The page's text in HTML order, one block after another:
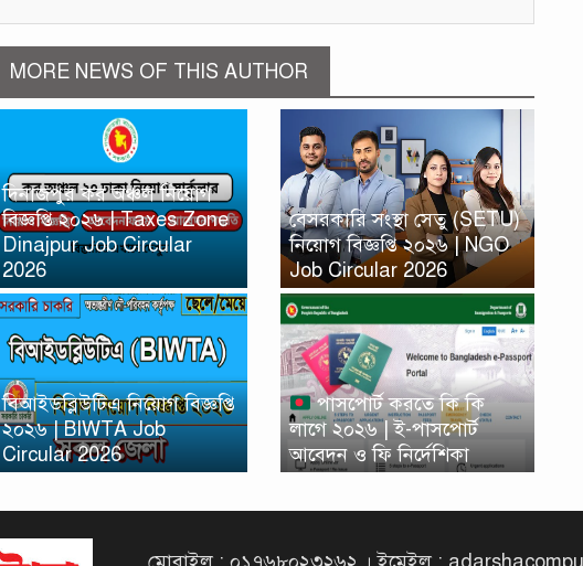
MORE NEWS OF THIS AUTHOR
দিনাজপুর কর অঞ্চল নিয়োগ
বিজ্ঞপ্তি ২০২৬ | Taxes Zone
Dinajpur Job Circular
2026
বেসরকারি সংস্থা সেতু (SETU)
নিয়োগ বিজ্ঞপ্তি ২০২৬ | NGO
Job Circular 2026
বিআইডব্লিউটিএ নিয়োগ বিজ্ঞপ্তি
২০২৬ | BIWTA Job
Circular 2026
পাসপোর্ট করতে কি কি
লাগে ২০২৬ | ই-পাসপোর্ট
আবেদন ও ফি নির্দেশিকা